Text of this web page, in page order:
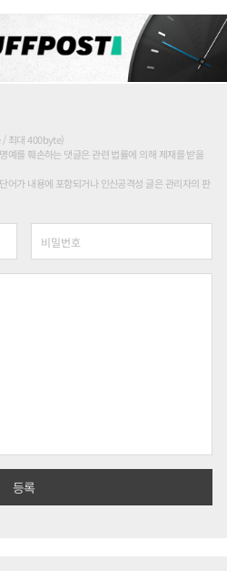
/ 최대 400byte)
예를 훼손하는 댓글은 관련 법률에 의해 제재를 받을
어가 내용에 포함되거나 인신공격성 글은 관리자의 판